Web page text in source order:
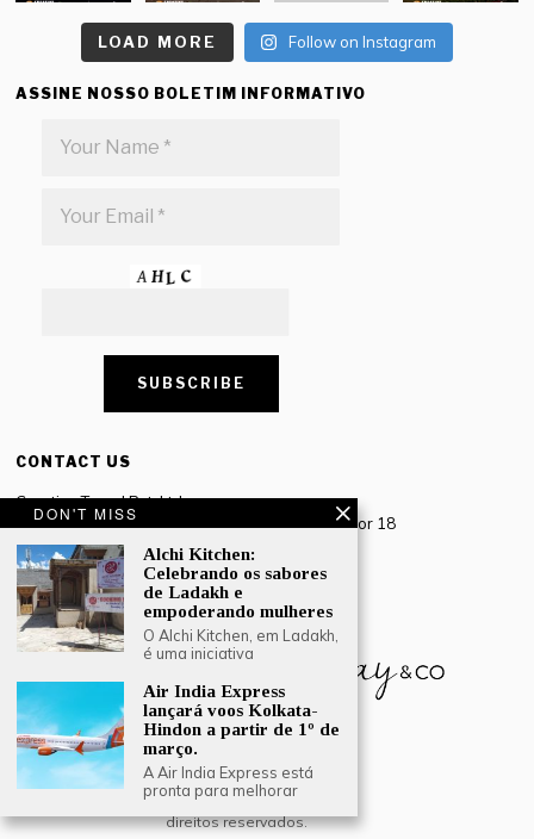
LOAD MORE Follow on Instagram
ASSINE NOSSO BOLETIM INFORMATIVO
CONTACT US
Creative Travel Pvt. Ltd.
Creative Plaza, 283 Udyog Vihar Phase 2, Sector 18
Gurugram, Haryana – 122016, India
Tel: +91-124 4567777
Email:engage@southasiatraveljournal.com
© 2024 Creative Travel Blogs. Todos os
direitos reservados.
DON'T MISS
Alchi Kitchen:
Celebrando os sabores
de Ladakh e
empoderando mulheres
O Alchi Kitchen, em Ladakh,
é uma iniciativa
Air India Express
lançará voos Kolkata-
Hindon a partir de 1º de
março.
A Air India Express está
pronta para melhorar